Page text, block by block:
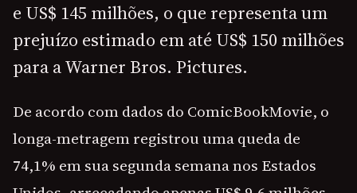
e US$ 145 milhões, o que representa um
prejuízo estimado em até US$ 150 milhões
para a Warner Bros. Pictures.
De acordo com dados do ComicBookMovie, o
longa-metragem registrou uma queda de
74,1% em sua segunda semana nos Estados